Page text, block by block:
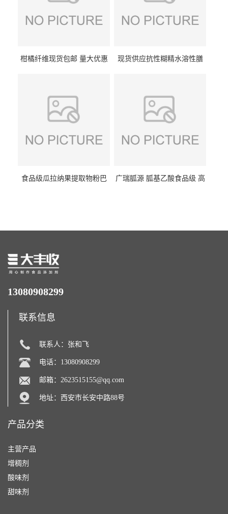
柑橘纤维现货包邮 量大优惠
现货供应抗性糊精水溶性膳
食品级瓜拉纳果提取物粉巴
广瑞胍源 胍基乙酸食品级 高
13080908299
联系信息
联系人：张和飞
电话：13080908299
邮箱： 2623515155@qq.com
地址：西安市长安中路88号
产品分类
主营产品
增稠剂
酸味剂
甜味剂